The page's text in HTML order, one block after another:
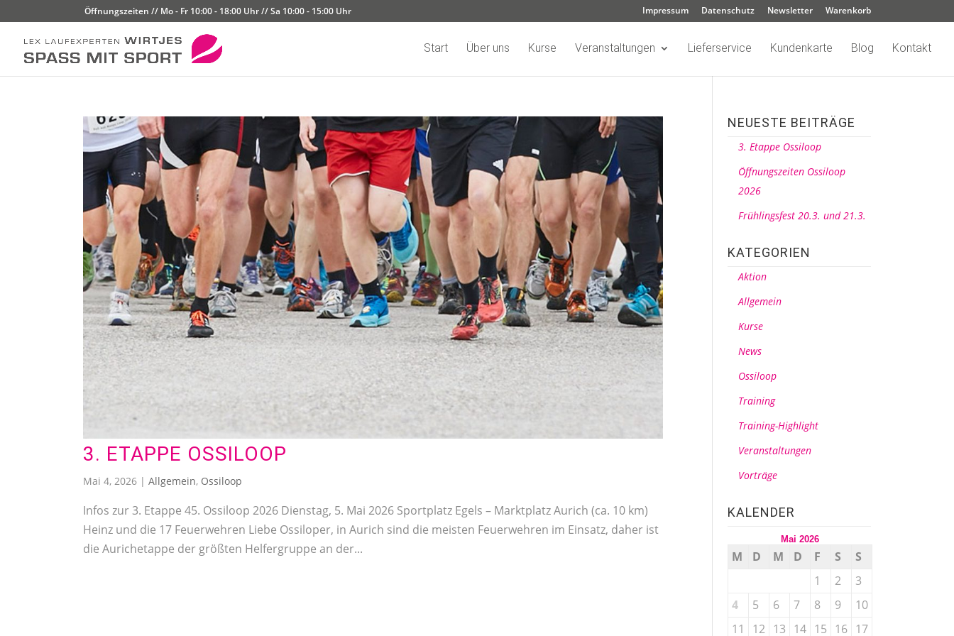
Öffnungszeiten // Mo - Fr 10:00 - 18:00 Uhr // Sa 10:00 - 15:00 Uhr Impressum Datenschutz Newsletter Warenkorb
Start Über uns Kurse Veranstaltungen Lieferservice Kundenkarte Blog Kontakt
3. ETAPPE OSSILOOP
Mai 4, 2026 | Allgemein, Ossiloop
Infos zur 3. Etappe 45. Ossiloop 2026 Dienstag, 5. Mai 2026 Sportplatz Egels – Marktplatz Aurich (ca. 10 km)
Heinz und die 17 Feuerwehren Liebe Ossiloper, in Aurich sind die meisten Feuerwehren im Einsatz, daher ist
die Aurichetappe der größten Helfergruppe an der...
NEUESTE BEITRÄGE
3. Etappe Ossiloop
Öffnungszeiten Ossiloop
2026
Frühlingsfest 20.3. und 21.3.
KATEGORIEN
Aktion
Allgemein
Kurse
News
Ossiloop
Training
Training-Highlight
Veranstaltungen
Vorträge
KALENDER
Mai 2026
M D M D F S
S
1
2
3
4
5 6 7 8 9
10
11
12 13 14 15 16 17